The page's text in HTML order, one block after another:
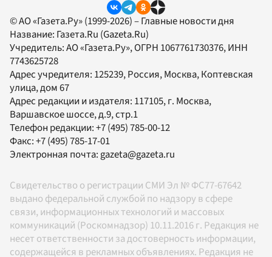
© АО «Газета.Ру» (1999-2026) – Главные новости дня
Название: Газета.Ru (Gazeta.Ru)
Учредитель:АО «Газета.Ру», ОГРН 1067761730376, ИНН
7743625728
Адрес учредителя: 125239, Россия, Москва, Коптевская
улица, дом 67
Адрес редакции и издателя: 117105, г. Москва,
Варшавское шоссе, д.9, стр.1
Телефон редакции:+7 (495) 785-00-12
Факс:+7 (495) 785-17-01
Электронная почта:gazeta@gazeta.ru
Свидетельство о регистрации СМИ Эл № ФС77-67642
выдано федеральной службой по надзору в сфере
связи, информационных технологий и массовых
коммуникаций (Роскомнадзор) 10.11.2016 г. Редакция не
несет ответственности за достоверность информации,
содержащейся в рекламных объявлениях. Редакция не